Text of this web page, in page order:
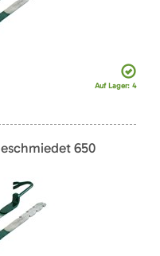
Auf Lager: 4
650